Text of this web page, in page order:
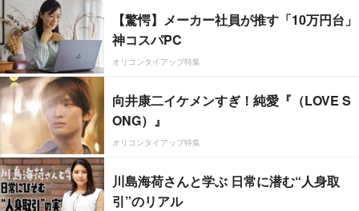
【驚愕】メーカー社員が推す「10万円台」
神コスパPC
オリコンタイアップ特集
向井康二イケメンすぎ！純愛『（LOVE S
ONG）』
オリコンタイアップ特集
川島海荷さんと学ぶ 日常に潜む“人身取
引”のリアル